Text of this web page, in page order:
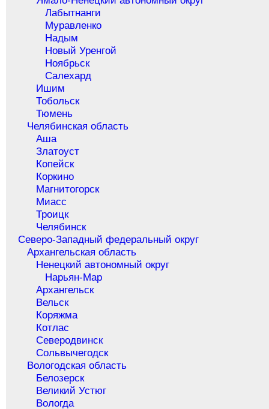
Лабытнанги
Муравленко
Надым
Новый Уренгой
Ноябрьск
Салехард
Ишим
Тобольск
Тюмень
Челябинская область
Аша
Златоуст
Копейск
Коркино
Магнитогорск
Миасс
Троицк
Челябинск
Северо-Западный федеральный округ
Архангельская область
Ненецкий автономный округ
Нарьян-Мар
Архангельск
Вельск
Коряжма
Котлас
Северодвинск
Сольвычегодск
Вологодская область
Белозерск
Великий Устюг
Вологда